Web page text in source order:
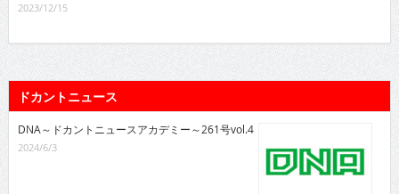
2023/12/15
ドカントニュース
DNA～ドカントニュースアカデミー～261号vol.4
2024/6/3